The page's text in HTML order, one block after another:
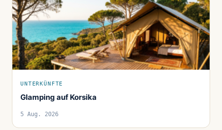
UNTERKÜNFTE
Glamping auf Korsika
5 Aug. 2026